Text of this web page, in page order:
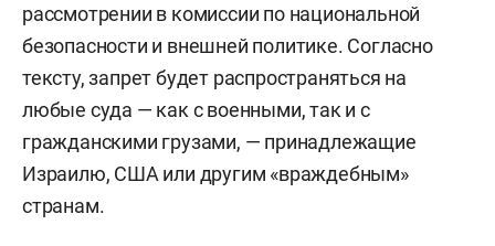
рассмотрении в комиссии по национальной
безопасности и внешней политике. Согласно
тексту, запрет будет распространяться на
любые суда — как с военными, так и с
гражданскими грузами, — принадлежащие
Израилю, США или другим «враждебным»
странам.